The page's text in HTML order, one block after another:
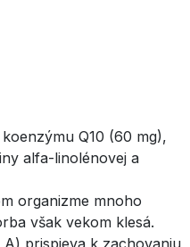
Q10 (60 mg),
alfa-linolénovej a
organizme mnoho
však vekom klesá.
prispieva k zachovaniu